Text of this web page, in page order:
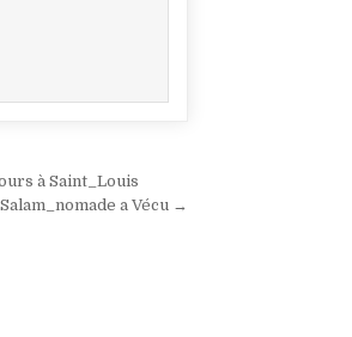
à Saint_Louis
a Vécu →